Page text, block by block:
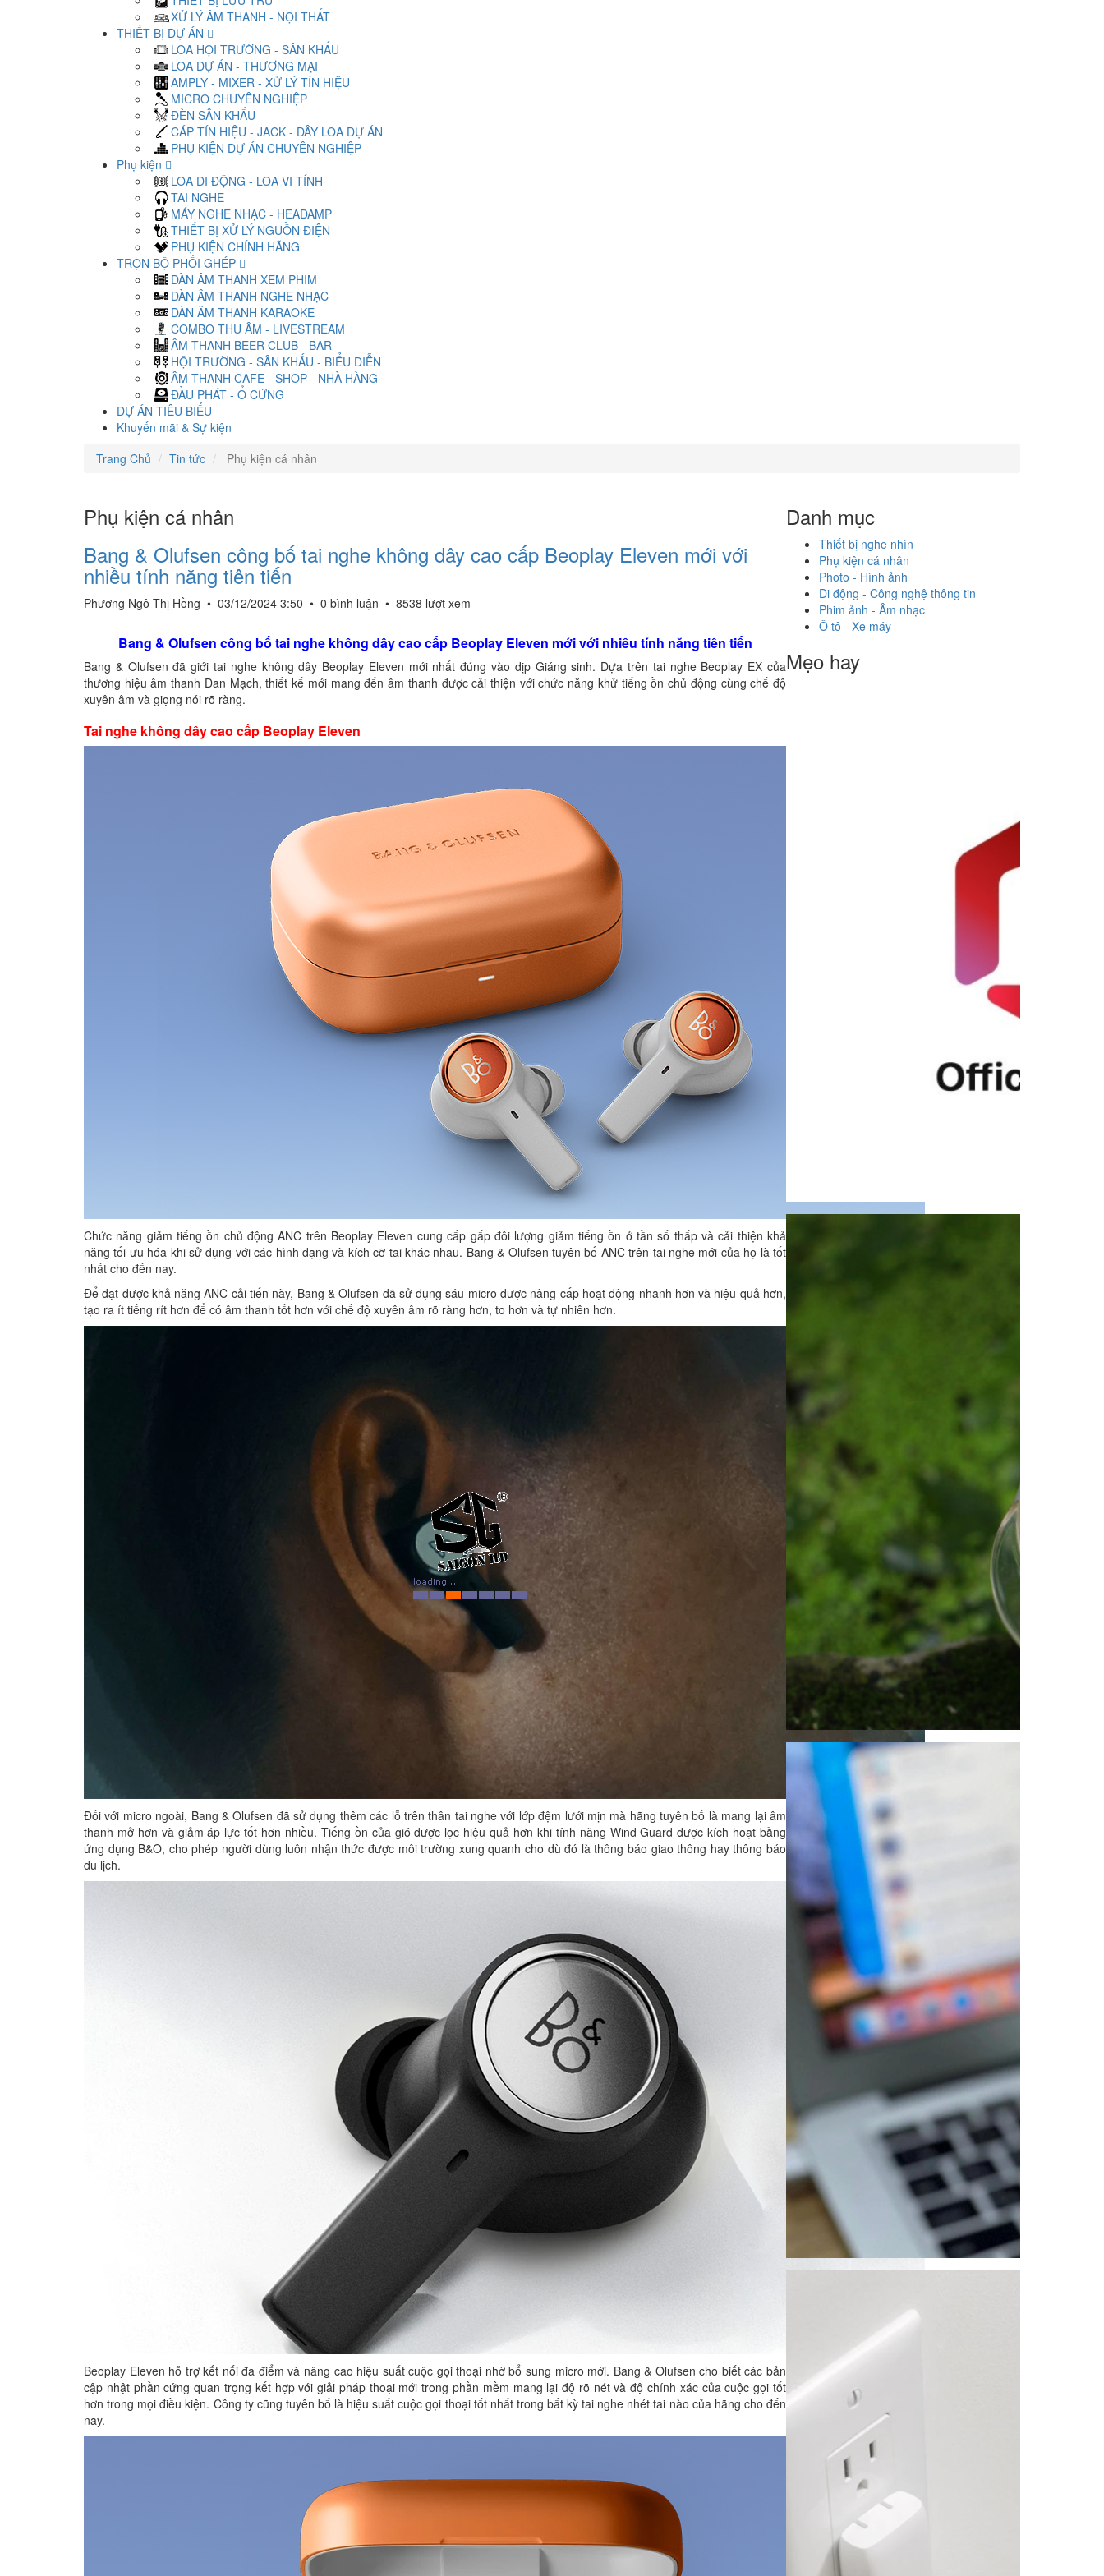
XỬ LÝ ÂM THANH - NỘI THẤT
THIẾT BỊ DỰ ÁN
LOA HỘI TRƯỜNG - SÂN KHẤU
LOA DỰ ÁN - THƯƠNG MẠI
AMPLY - MIXER - XỬ LÝ TÍN HIỆU
MICRO CHUYÊN NGHIỆP
ĐÈN SÂN KHẤU
CÁP TÍN HIỆU - JACK - DÂY LOA DỰ ÁN
PHỤ KIỆN DỰ ÁN CHUYÊN NGHIỆP
Phụ kiện
LOA DI ĐỘNG - LOA VI TÍNH
TAI NGHE
MÁY NGHE NHẠC - HEADAMP
THIẾT BỊ XỬ LÝ NGUỒN ĐIỆN
PHỤ KIỆN CHÍNH HÃNG
TRỌN BỘ PHỐI GHÉP
DÀN ÂM THANH XEM PHIM
DÀN ÂM THANH NGHE NHẠC
DÀN ÂM THANH KARAOKE
COMBO THU ÂM - LIVESTREAM
ÂM THANH BEER CLUB - BAR
HỘI TRƯỜNG - SÂN KHẤU - BIỂU DIỄN
ÂM THANH CAFE - SHOP - NHÀ HÀNG
ĐẦU PHÁT - Ổ CỨNG
DỰ ÁN TIÊU BIỂU
Khuyến mãi & Sự kiện
Trang Chủ
Tin tức Phụ kiện cá nhân
Phụ kiện cá nhân
Bang & Olufsen công bố tai nghe không dây cao cấp Beoplay Eleven mới với
nhiều tính năng tiên tiến
Phương Ngô Thị Hồng • 03/12/2024 3:50 • 0 bình luận • 8538 lượt xem
Bang & Olufsen công bố tai nghe không dây cao cấp Beoplay Eleven mới với nhiều tính năng tiên tiến
Bang & Olufsen đã giới tai nghe không dây Beoplay Eleven mới nhất đúng vào dịp Giáng sinh. Dựa trên tai nghe Beoplay EX của
thương hiệu âm thanh Đan Mạch, thiết kế mới mang đến âm thanh được cải thiện với chức năng khử tiếng ồn chủ động cùng chế độ
xuyên âm và giọng nói rõ ràng.
Tai nghe không dây cao cấp Beoplay Eleven
Chức năng giảm tiếng ồn chủ động ANC trên Beoplay Eleven cung cấp gấp đôi lượng giảm tiếng ồn ở tần số thấp và cải thiện khả
năng tối ưu hóa khi sử dụng với các hình dạng và kích cỡ tai khác nhau. Bang & Olufsen tuyên bố ANC trên tai nghe mới của họ là tốt
nhất cho đến nay.
Để đạt được khả năng ANC cải tiến này, Bang & Olufsen đã sử dụng sáu micro được nâng cấp hoạt động nhanh hơn và hiệu quả hơn,
tạo ra ít tiếng rít hơn để có âm thanh tốt hơn với chế độ xuyên âm rõ ràng hơn, to hơn và tự nhiên hơn.
Đối với micro ngoài, Bang & Olufsen đã sử dụng thêm các lỗ trên thân tai nghe với lớp đệm lưới mịn mà hãng tuyên bố là mang lại âm
thanh mở hơn và giảm áp lực tốt hơn nhiều. Tiếng ồn của gió được lọc hiệu quả hơn khi tính năng Wind Guard được kích hoạt bằng
ứng dụng B&O, cho phép người dùng luôn nhận thức được môi trường xung quanh cho dù đó là thông báo giao thông hay thông báo
du lịch.
Beoplay Eleven hỗ trợ kết nối đa điểm và nâng cao hiệu suất cuộc gọi thoại nhờ bổ sung micro mới. Bang & Olufsen cho biết các bản
cập nhật phần cứng quan trọng kết hợp với giải pháp thoại mới trong phần mềm mang lại độ rõ nét và độ chính xác của cuộc gọi tốt
hơn trong mọi điều kiện. Công ty cũng tuyên bố là hiệu suất cuộc gọi thoại tốt nhất trong bất kỳ tai nghe nhét tai nào của hãng cho đến
nay.
Danh mục
Thiết bị nghe nhìn
Phụ kiện cá nhân
Photo - Hình ảnh
Di động - Công nghệ thông tin
Phim ảnh - Âm nhạc
Ô tô - Xe máy
Mẹo hay